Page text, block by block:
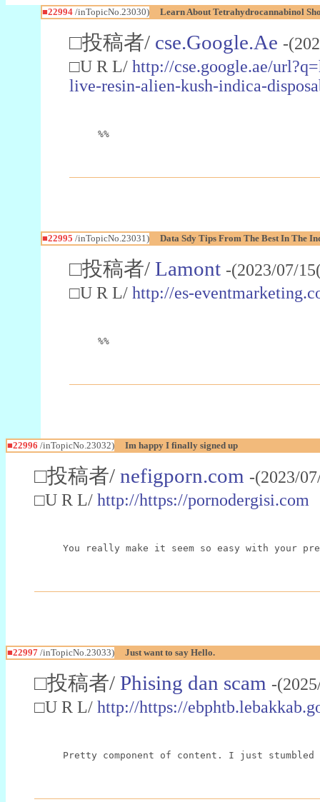
■22994/inTopicNo.23030) Learn About Tetrahydrocannabinol
□投稿者/ cse.Google.Ae -
□U R L/ http://cse.google.ae/
live-resin-alien-kush-indica-
%%
■22995 /inTopicNo.23031) Data Sdy Tips From The Best In The
□投稿者/ Lamont -(2023/07/
□U R L/ http://es-
%%
■22996 /inTopicNo.23032) Im happy I finally signed up
□投稿者/ nefigporn.com -(2023/
□U R L/ http://https://pornodergisi.com
You really make it seem so easy with your
■22997 /inTopicNo.23033) Just want to say Hello.
□投稿者/ Phising dan scam -
□U R L/ http://https://
Pretty component of content. I just